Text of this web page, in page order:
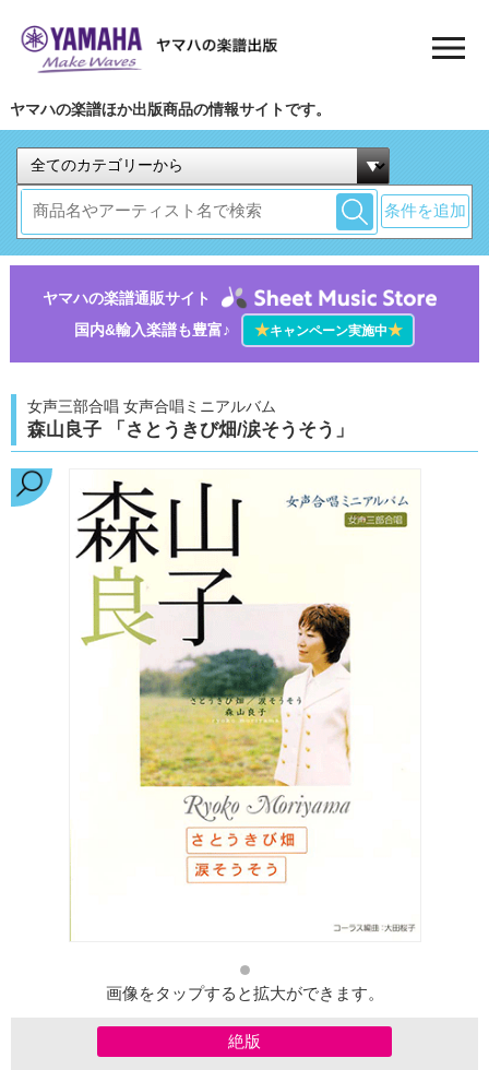
ヤマハの楽譜ほか出版商品の情報サイトです。
条件を追加
ヤマハの楽譜通販サイト
国内&輸入楽譜も豊富♪
★キャンペーン実施中★
女声三部合唱 女声合唱ミニアルバム
森山良子 「さとうきび畑/涙そうそう」
画像をタップすると拡大ができます。
絶版